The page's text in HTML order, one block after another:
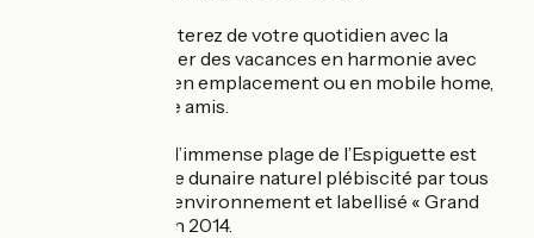
Ici vous déconnecterez de votre quotidien avec la
promesse de passer des vacances en harmonie avec
l’environnement, en emplacement ou en mobile home,
en famille ou entre amis.
L’accès direct sur l’immense plage de l’Espiguette est
unique, un système dunaire naturel plébiscité par tous
les amoureux de l’environnement et labellisé « Grand
Site de France » en 2014.